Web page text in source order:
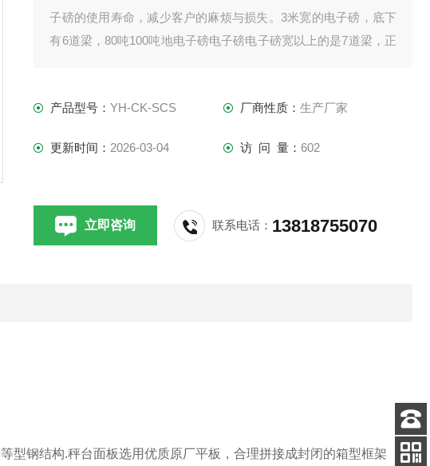
子磅的使用寿命，减少客户的麻烦与损失。3米宽的电子磅，底下
有6道梁，80吨100吨地电子磅电子磅电子磅宽以上的是7道梁，正
产品型号：YH-CK-SCS 厂商性质： 生产厂家
更新时间： 2026-03-04 访 问 量： 602
立即咨询 联系电话： 13818755070
型钢结构.秤台面板选用优质原厂平板，合理拼接成封闭的箱型框架
客服
电话